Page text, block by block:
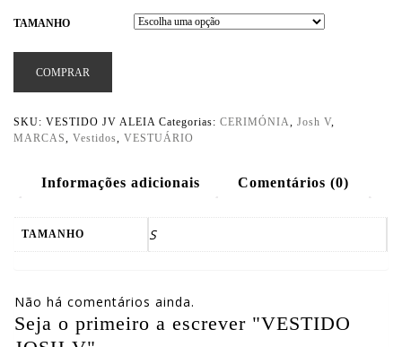
TAMANHO
COMPRAR
SKU: VESTIDO JV ALEIA Categorias: CERIMÓNIA, Josh V,
MARCAS, Vestidos, VESTUÁRIO
Informações adicionais Comentários (0)
TAMANHO S
Não há comentários ainda.
Seja o primeiro a escrever "VESTIDO